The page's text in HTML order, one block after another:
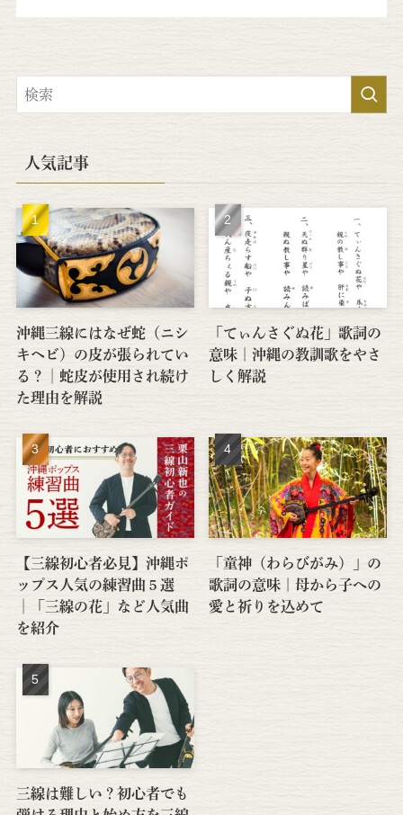
人気記事
沖縄三線にはなぜ蛇（ニシ
キヘビ）の皮が張られてい
る？│蛇皮が使用され続け
た理由を解説
「てぃんさぐぬ花」歌詞の
意味｜沖縄の教訓歌をやさ
しく解説
【三線初心者必見】沖縄ポ
ップス人気の練習曲５選
│「三線の花」など人気曲
を紹介
「童神（わらびがみ）」の
歌詞の意味｜母から子への
愛と祈りを込めて
三線は難しい？初心者でも